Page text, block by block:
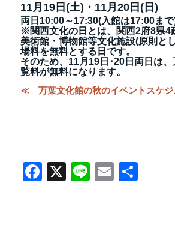
11月19日(土)・11月20日(日 )
両日10:00～17:30(入館は17:00まで
※関西文化の日とは、関西2府8県4
美術館・博物館等文化施設(原則と
場料を無料とする日です。
そのため、11月19日･20日両日は
覧料が無料になります。
≪ 万葉文化館の秋のイベントスケ
Facebook
X LineEmail